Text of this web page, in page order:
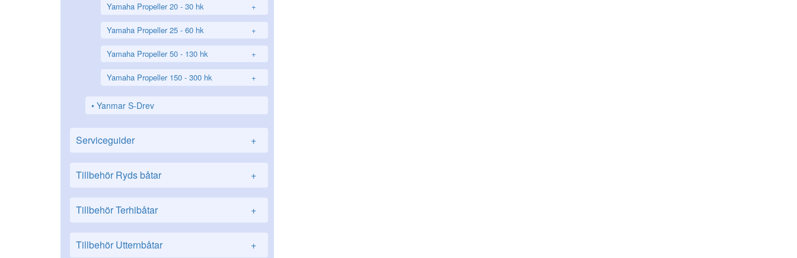
Yamaha Propeller 20 - 30 hk +
Yamaha Propeller 25 - 60 hk +
Yamaha Propeller 50 - 130 hk +
Yamaha Propeller 150 - 300 hk +
Yanmar S-Drev
Serviceguider +
Tillbehör Ryds båtar +
Tillbehör Terhibåtar +
Tillbehör Utternbåtar +